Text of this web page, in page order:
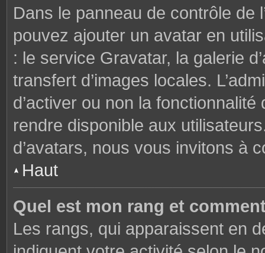
Dans le panneau de contrôle de
pouvez ajouter un avatar en
: le service Gravatar, la galerie
transfert d’images locales.
d’activer ou non la
rendre disponible aux
d’avatars, nous vous invitons à
Haut
Quel est mon rang et
Les rangs, qui apparaissent en